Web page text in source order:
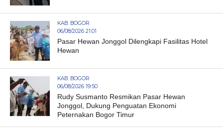
KAB. BOGOR
06/08/2026 21:01
Pasar Hewan Jonggol Dilengkapi Fasilitas Hotel
Hewan
KAB. BOGOR
06/08/2026 19:50
Rudy Susmanto Resmikan Pasar Hewan
Jonggol, Dukung Penguatan Ekonomi
Peternakan Bogor Timur